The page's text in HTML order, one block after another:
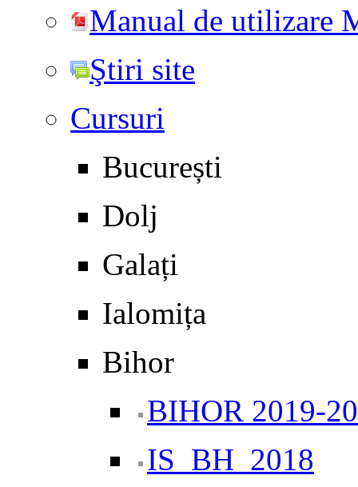
Manual de utilizare
Ştiri site
Cursuri
București
Dolj
Galați
Ialomița
Bihor
BIHOR 2019-
IS_BH_2018